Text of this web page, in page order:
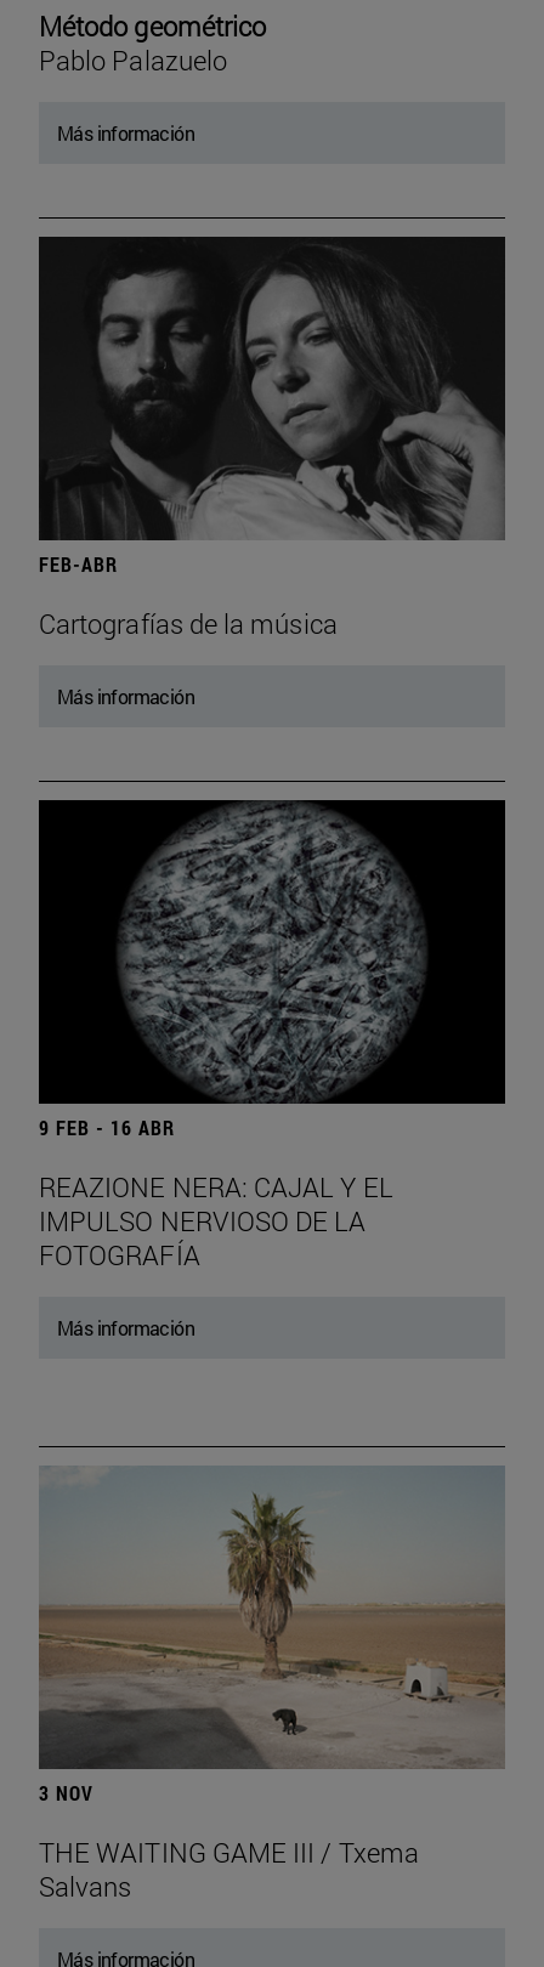
Método geométrico
Pablo Palazuelo
Más información
FEB-ABR
Cartografías de la música
Más información
9 FEB - 16 ABR
REAZIONE NERA: CAJAL Y EL
IMPULSO NERVIOSO DE LA
FOTOGRAFÍA
Más información
3 NOV
THE WAITING GAME III / Txema
Salvans
Más información